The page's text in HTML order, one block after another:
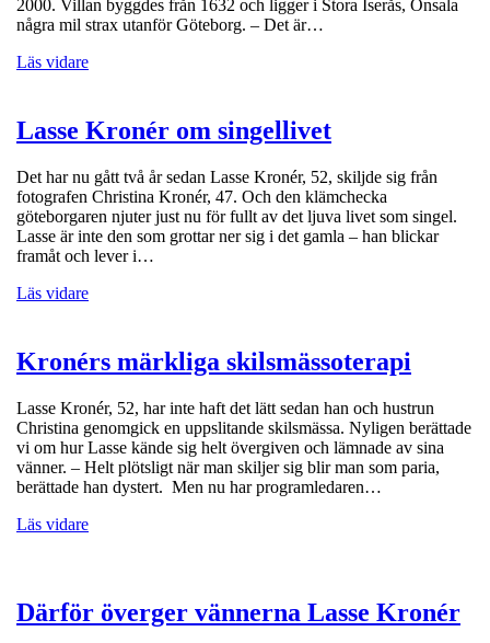
2000. Villan byggdes från 1632 och ligger i Stora Iserås, Onsala
några mil strax utanför Göteborg. – Det är…
Läs vidare
Lasse Kronér om singellivet
Det har nu gått två år sedan Lasse Kronér, 52, skiljde sig från
fotografen Christina Kronér, 47. Och den klämchecka
göteborgaren njuter just nu för fullt av det ljuva livet som singel.
Lasse är inte den som grottar ner sig i det gamla – han blickar
framåt och lever i…
Läs vidare
Kronérs märkliga skilsmässoterapi
Lasse Kronér, 52, har inte haft det lätt sedan han och hustrun
Christina genomgick en uppslitande skilsmässa. Nyligen berättade
vi om hur Lasse kände sig helt övergiven och lämnade av sina
vänner. – Helt plötsligt när man skiljer sig blir man som paria,
berättade han dystert. Men nu har programledaren…
Läs vidare
Därför överger vännerna Lasse Kronér